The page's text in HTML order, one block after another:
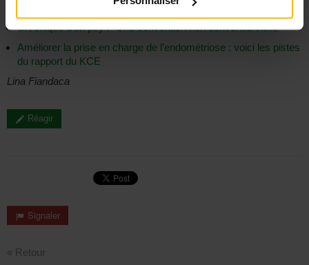
Chronique d’un psy : “Une convention non conventionnelle”
Améliorer la prise en charge de l’endométriose : voici les pistes
du rapport du KCE
Lina Fiandaca
Réagir
Signaler
« Retour